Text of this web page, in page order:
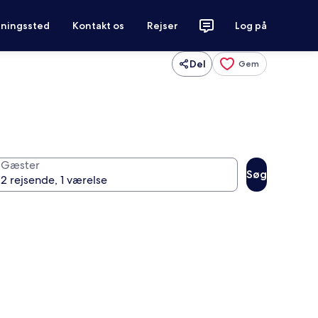
Kontakt os Rejser Log på
Del Gem
Gæster
Søg